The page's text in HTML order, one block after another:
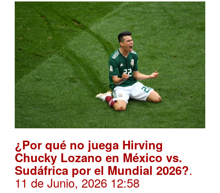
¿Por qué no juega Hirving
Chucky Lozano en México vs.
Sudáfrica por el Mundial 2026?.
11 de Junio, 2026 12:58